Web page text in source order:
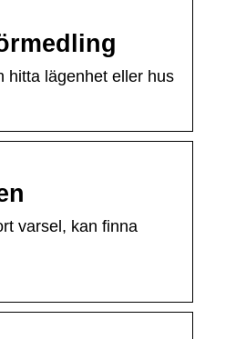
hitta lägenhet eller hus
varsel, kan finna